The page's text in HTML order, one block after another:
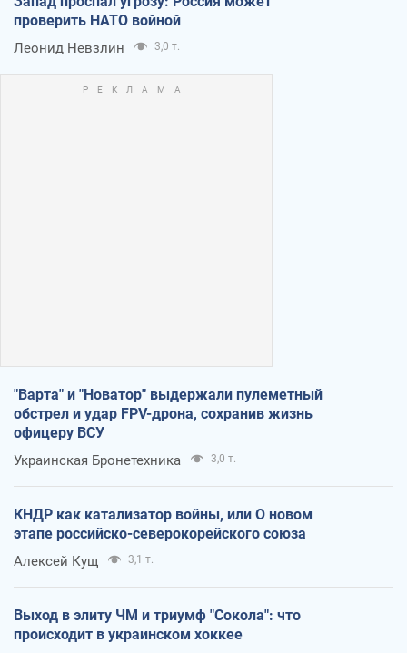
проверить НАТО войной
Леонид Невзлин 3,0 т.
"Варта" и "Новатор" выдержали пулеметный
обстрел и удар FPV-дрона, сохранив жизнь
офицеру ВСУ
Украинская Бронетехника 3,0 т.
КНДР как катализатор войны, или О новом
этапе российско-северокорейского союза
Алексей Кущ 3,1 т.
Выход в элиту ЧМ и триумф "Сокола": что
происходит в украинском хоккее